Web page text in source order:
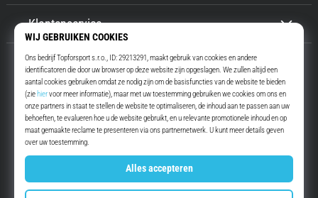
Top4Running.be
Meer dan 16 jaar motiveren wij jou om te gaan lopen. Sneller. Met ons.
Elke dag.
InstagramYouTube
Klantenservice